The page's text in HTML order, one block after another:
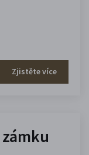
Zjistěte více